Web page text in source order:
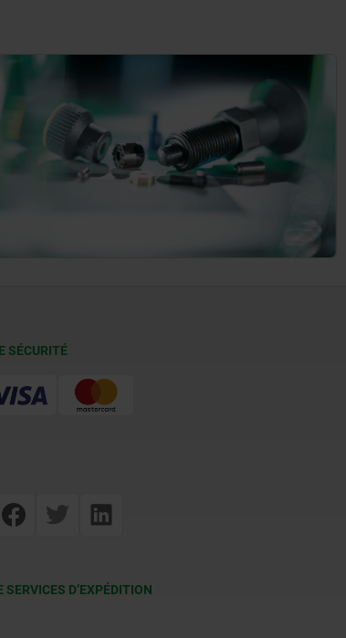
SÉCURITÉ
SERVICES D’EXPÉDITION